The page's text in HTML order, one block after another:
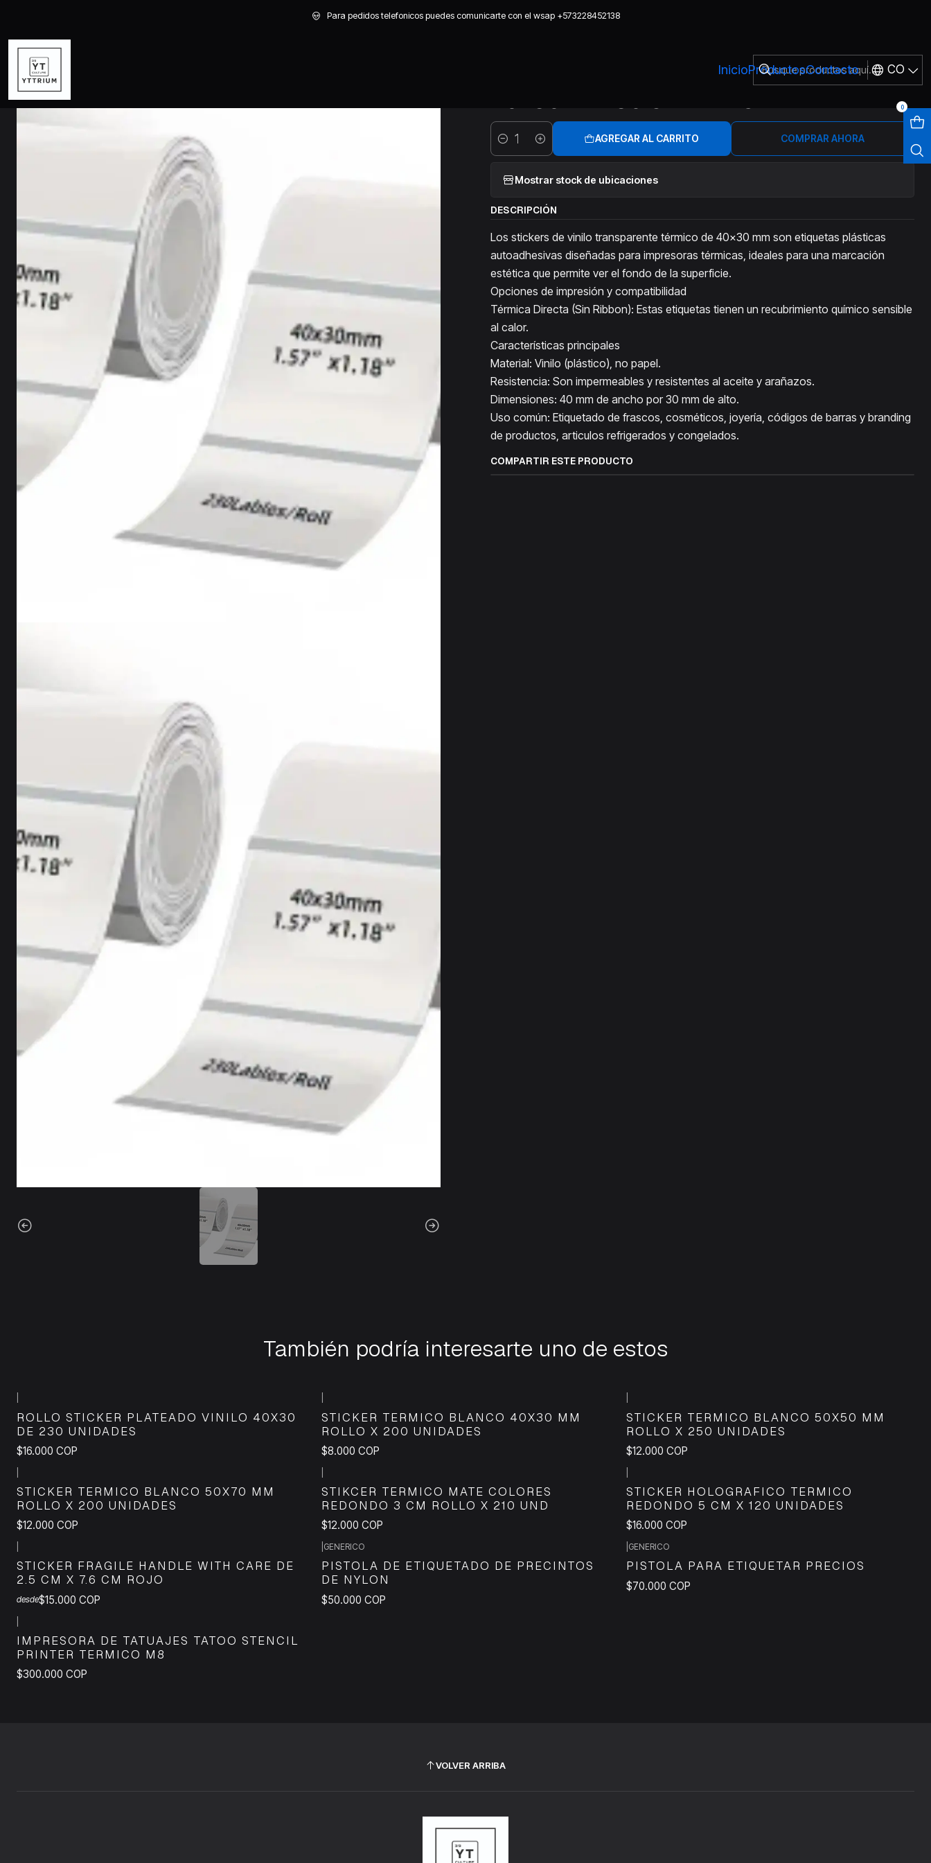
InicioProductosContacto CO
0
Para pedidos telefonicos puedes comunicarte con el wsap +573228452138
VINILO TRANSPARENTE ROLLO STICKER TRANSPARENTE VINILO 40X30 DE 230 UNIDADES
ROLLO STICKER TRANSPARENTE VINILO
Cantidad
AGREGAR AL CARRITO COMPRAR AHORA
Mostrar stock de ubicaciones
DESCRIPCIÓN
Los stickers de vinilo transparente térmico de 40x30 mm son etiquetas plásticas
autoadhesivas diseñadas para impresoras térmicas, ideales para una marcación
estética que permite ver el fondo de la superficie.
Opciones de impresión y compatibilidad
Térmica Directa (Sin Ribbon): Estas etiquetas tienen un recubrimiento químico sensible
al calor.
Características principales
Material: Vinilo (plástico), no papel.
Resistencia: Son impermeables y resistentes al aceite y arañazos.
Dimensiones: 40 mm de ancho por 30 mm de alto.
Uso común: Etiquetado de frascos, cosméticos, joyería, códigos de barras y branding
de productos, articulos refrigerados y congelados.
COMPARTIR ESTE PRODUCTO
También podría interesarte uno de estos
ROLLO STICKER PLATEADO VINILO 40X30
DE 230 UNIDADES
$16.000 COP
STICKER TERMICO BLANCO 40X30 MM
ROLLO X 200 UNIDADES
$8.000 COP
STICKER TERMICO BLANCO 50X50 MM
ROLLO X 250 UNIDADES
$12.000 COP
STICKER TERMICO BLANCO 50X70 MM
ROLLO X 200 UNIDADES
$12.000 COP
STIKCER TERMICO MATE COLORES
REDONDO 3 CM ROLLO X 210 UND
$12.000 COP
STICKER HOLOGRAFICO TERMICO
REDONDO 5 CM X 120 UNIDADES
$16.000 COP
STICKER FRAGILE HANDLE WITH CARE DE
2.5 CM X 7.6 CM ROJO
desde$15.000 COP
GENERICO
PISTOLA DE ETIQUETADO DE PRECINTOS
DE NYLON
$50.000 COP
GENERICO
PISTOLA PARA ETIQUETAR PRECIOS
$70.000 COP
IMPRESORA DE TATUAJES TATOO STENCIL
PRINTER TERMICO M8
$300.000 COP
VOLVER ARRIBA